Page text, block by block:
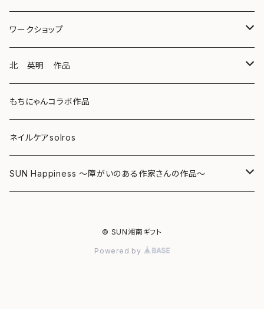
スマホケース
キーホルダー
バッグ
Tシャツ
ミラー
クリアファイル
ボールペン
キーホルダー
マグネット
シール
ワークショップ
海レジンアートボード
レジンチャーム
サンキャッチャー
北 英明 作品
ポストカード
もちにゃんコラボ作品
ネイルケアsolros
SUN Happiness ～障がいのある作家さんの作品～
© SUN湘南ギフト
Powered by